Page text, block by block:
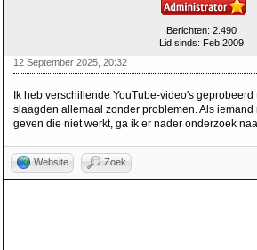
Berichten: 2.490
Lid sinds: Feb 2009
12 September 2025, 20:32
Ik heb verschillende YouTube-video's
slaagden allemaal zonder problemen. Als
geven die niet werkt, ga ik er nader onderzoek
Website Zoek